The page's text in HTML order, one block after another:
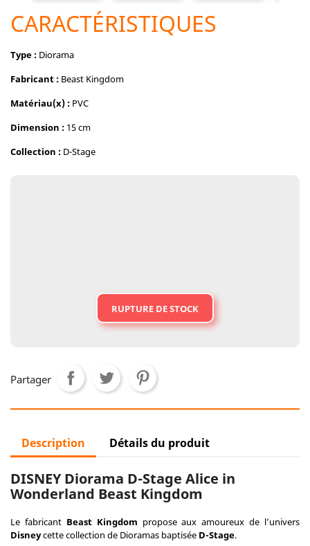
CARACTÉRISTIQUES
Type : Diorama
Fabricant : Beast Kingdom
Matériau(x) : PVC
Dimension : 15 cm
Collection : D-Stage
RUPTURE DE STOCK
Partager
Description Détails du produit
DISNEY Diorama D-Stage Alice in
Wonderland Beast Kingdom
Le fabricant Beast Kingdom propose aux amoureux de l’univers
Disneycette collection de Dioramas baptisée D-Stage.